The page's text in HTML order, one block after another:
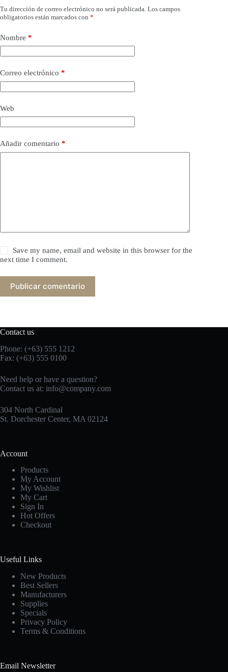
Tu dirección de correo electrónico no será publicada. Los campos
obligatorios están marcados con *
Nombre *
Correo electrónico *
Web
Añadir comentario *
Save my name, email and website in this browser for the
next time I comment.
Publicar comentario
Contact us
Phone: (+63) 555 1212
Fax: (+63) 555 0100
Need help or have a question?
Contact us at: info@company.com
304 North Cardinal
St. Dorchester Center, MA 02124
Account
Products
My Account
My Wishlist
My Cart
Sign In
Hot Offers
Checkout
Useful Links
New Products
Best Sellers
Manufacturers
Supplies
Specials
Privacy Policy
Terms & Conditions
Email Newsletter